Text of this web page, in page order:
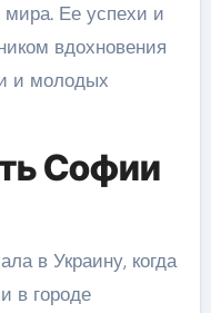
мира. Ее успехи и
вдохновения
и молодых
Софии
в Украину, когда
в городе